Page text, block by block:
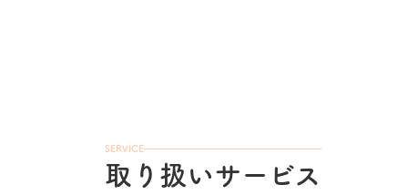
SERVICE
取り扱いサービス